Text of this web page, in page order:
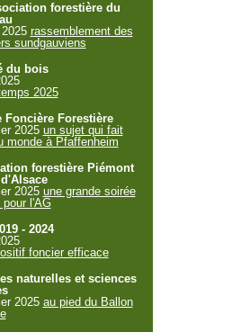
forestière du
rassemblement des
sundgauviens
du bois
2025
Foncière Forestière
2025 un sujet qui fait
monde à Pfaffenheim
forestière Piémont
2025 une grande soirée
pour l'AG
- 2024
foncier efficace
naturelles et sciences
2025 au pied du Ballon